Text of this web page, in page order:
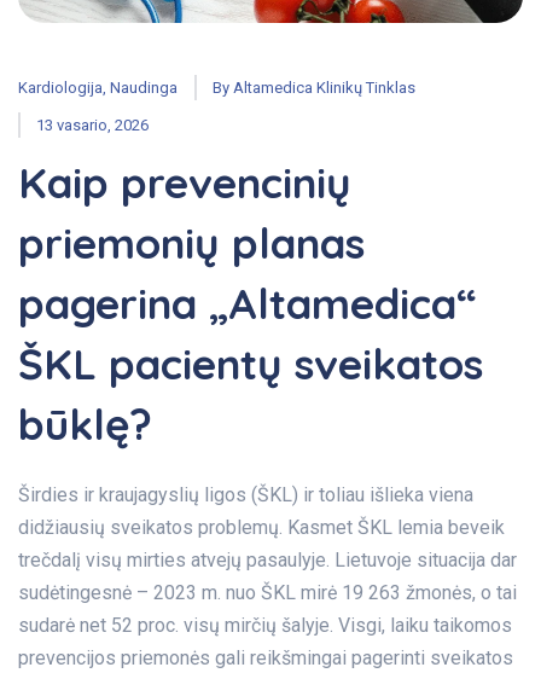
Kardiologija Naudinga By Altamedica Klinikų Tinklas
13 vasario, 2026
Kaip prevencinių
priemonių planas
pagerina „Altamedica“
ŠKL pacientų sveikatos
būklę?
Širdies ir kraujagyslių ligos (ŠKL) ir toliau išlieka viena
didžiausių sveikatos problemų. Kasmet ŠKL lemia beveik
trečdalį visų mirties atvejų pasaulyje. Lietuvoje situacija dar
sudėtingesnė – 2023 m. nuo ŠKL mirė 19 263 žmonės, o tai
sudarė net 52 proc. visų mirčių šalyje. Visgi, laiku taikomos
prevencijos priemonės gali reikšmingai pagerinti sveikatos